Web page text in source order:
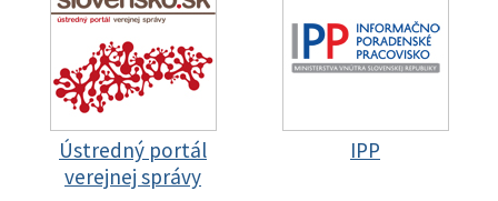
Ústredný portál
verejnej správy
IPP